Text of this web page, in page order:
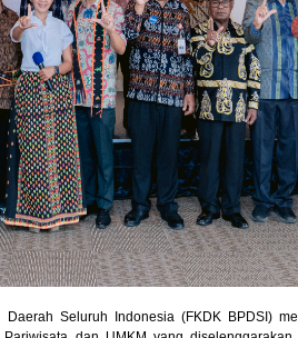
Seluruh Indonesia (FKDK BPDSI)